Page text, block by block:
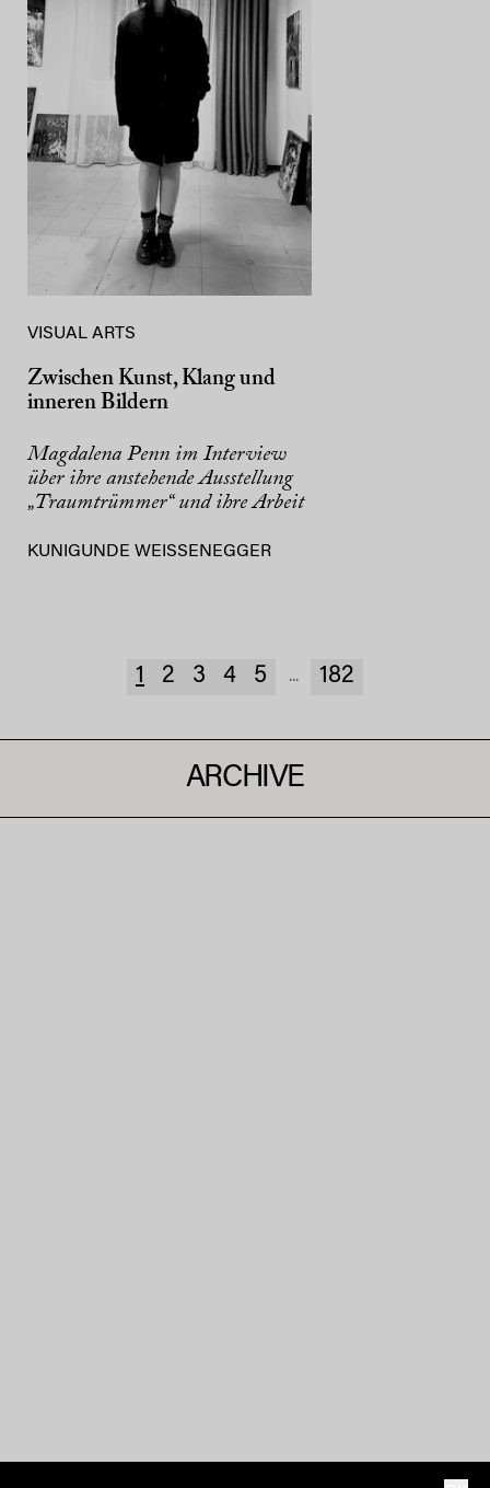
VISUAL ARTS
Zwischen Kunst, Klang und
inneren Bildern
Magdalena Penn im Interview
über ihre anstehende Ausstellung
„Traumtrümmer“ und ihre Arbeit
KUNIGUNDE WEISSENEGGER
1 2 3 4 5 ... 182
ARCHIVE